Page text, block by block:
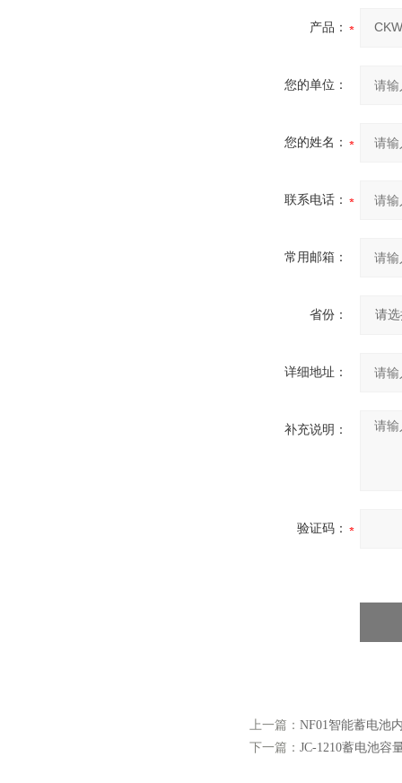
产品：
您的单位：
您的姓名：
联系电话：
常用邮箱：
省份：
详细地址：
补充说明：
验证码：
上一篇： NF01智能蓄电池
下一篇： JC-1210蓄电池容